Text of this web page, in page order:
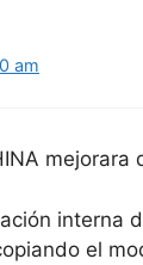
am
mejorara
interna
el